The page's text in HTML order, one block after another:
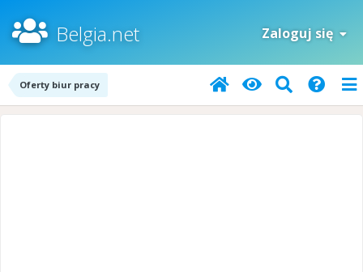
Belgia.net Zaloguj się
Oferty biur pracy